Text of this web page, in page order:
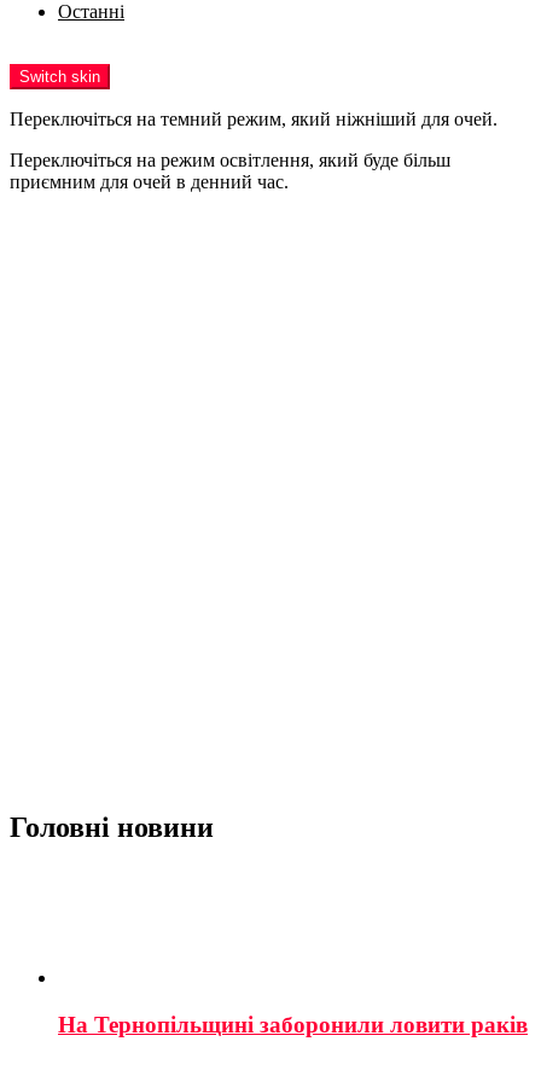
Останні
Switch skin
Переключіться на темний режим, який ніжніший для очей.
Переключіться на режим освітлення, який буде більш
приємним для очей в денний час.
Головні новини
На Тернопільщині заборонили ловити раків